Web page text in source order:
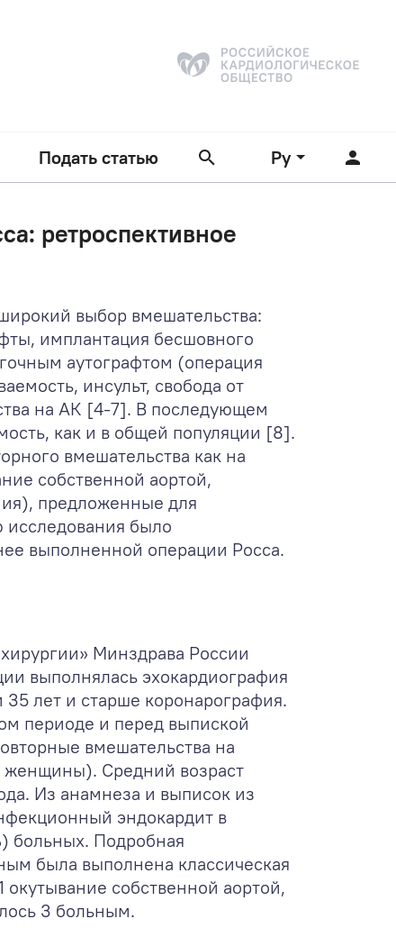
Подать статью Ру
ретроспективное
выбор вмешательства:
имплантация бесшовного
аутографтом (операция
инсульт, свобода от
на АК [4-7]. В последующем
как и в общей популяции [8].
вмешательства как на
собственной аортой,
предложенные для
было
выполненной операции Росса.
Минздрава России
выполнялась эхокардиография
лет и старше коронарография.
периоде и перед выпиской
вмешательства на
женщины). Средний возраст
Из анамнеза и выписок из
эндокардит в
больных. Подробная
была выполнена классическая
собственной аортой,
3 больным.